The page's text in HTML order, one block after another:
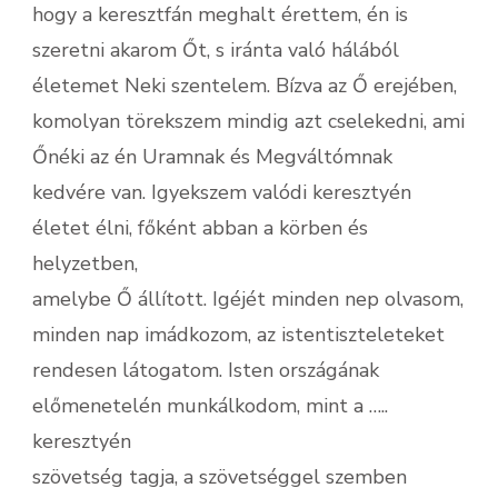
hogy a keresztfán meghalt érettem, én is
szeretni akarom Őt, s iránta való hálából
életemet Neki szentelem. Bízva az Ő erejében,
komolyan törekszem mindig azt cselekedni, ami
Őnéki az én Uramnak és Megváltómnak
kedvére van. Igyekszem valódi keresztyén
életet élni, főként abban a körben és
helyzetben,
amelybe Ő állított. Igéjét minden nep olvasom,
minden nap imádkozom, az istentiszteleteket
rendesen látogatom. Isten országának
előmenetelén munkálkodom, mint a …..
keresztyén
szövetség tagja, a szövetséggel szemben